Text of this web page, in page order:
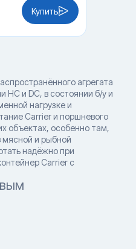
Купить
агрегата
и DC, в состоянии б/у и
нагрузке и
Carrier и поршневого
объектах, особенно там,
мясной и рыбной
надёжно при
Carrier с